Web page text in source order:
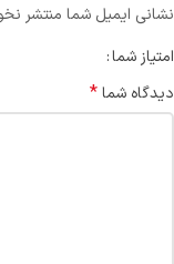
نشانی ایمیل شما منتشر
امتیاز شما
دیدگاه شما*